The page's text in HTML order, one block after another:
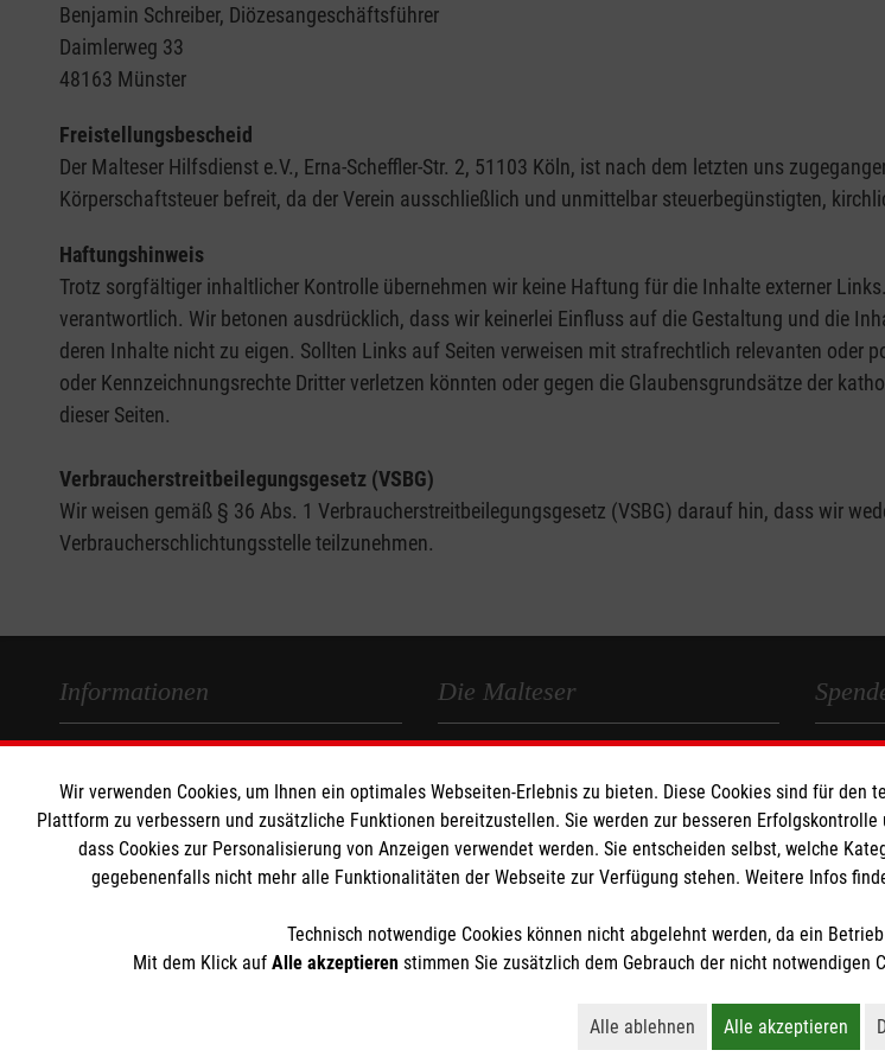
Benjamin Schreiber, Diözesangeschäftsführer
Daimlerweg 33
48163 Münster
Freistellungsbescheid
Der Malteser Hilfsdienst e.V., Erna-Scheffler-Str. 2, 51103 Köln, ist nach dem letzten uns
Körperschaftsteuer befreit, da der Verein ausschließlich und unmittelbar steuerbegünstigten,
Haftungshinweis
Trotz sorgfältiger inhaltlicher Kontrolle übernehmen wir keine Haftung für die Inhalte externer
verantwortlich. Wir betonen ausdrücklich, dass wir keinerlei Einfluss auf die Gestaltung und die
deren Inhalte nicht zu eigen. Sollten Links auf Seiten verweisen mit strafrechtlich relevanten oder
oder Kennzeichnungsrechte Dritter verletzen könnten oder gegen die Glaubensgrundsätze der
dieser Seiten.
Verbraucherstreitbeilegungsgesetz (VSBG)
Wir weisen gemäß § 36 Abs. 1 Verbraucherstreitbeilegungsgesetz (VSBG) darauf hin, dass wir
Verbraucherschlichtungsstelle teilzunehmen.
Informationen
Datenschutz
Kontakt
Die Malteser
Malteserorden
Sharepoint
Bank:
IBAN:
Wir verwenden Cookies, um Ihnen ein optimales Webseiten-Erlebnis zu bieten. Diese Cookies sind für
Plattform zu verbessern und zusätzliche Funktionen bereitzustellen. Sie werden zur besseren
dass Cookies zur Personalisierung von Anzeigen verwendet werden. Sie entscheiden selbst, welche
gegebenenfalls nicht mehr alle Funktionalitäten der Webseite zur Verfügung stehen. Weitere Infos
Technisch notwendige Cookies können nicht abgelehnt werden, da ein
Mit dem Klick auf Alle akzeptieren stimmen Sie zusätzlich dem Gebrauch der nicht notwendigen
Alle ablehnen
Lehnt alle nicht-essentiellen
Alle akzeptieren
Akzeptiert